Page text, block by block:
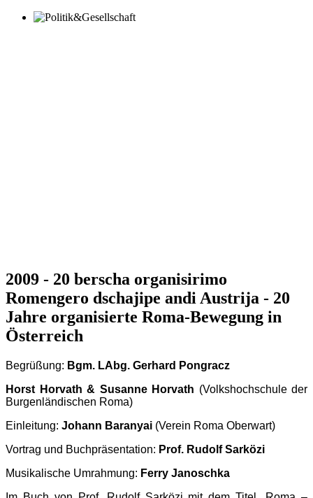
2009 - 20 berscha organisirimo
Romengero dschajipe andi Austrija - 20
Jahre organisierte Roma-Bewegung in
Österreich
Begrüßung: Bgm. LAbg. Gerhard Pongracz
Horst Horvath & Susanne Horvath (Volkshochschule der
Burgenländischen Roma)
Einleitung: Johann Baranyai (Verein Roma Oberwart)
Vortrag und Buchpräsentation: Prof. Rudolf Sarközi
Musikalische Umrahmung: Ferry Janoschka